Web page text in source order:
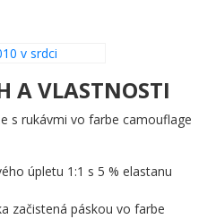
úžasný?
do hlbokej červenej s
ktoré dodávajú pocit hĺbky a
detail a robí z celého obrazca
Je to geniálne jednoduché a
jedinom pohľade.
A VLASTNOSTI
s rukávmi vo farbe camouflage
úpletu 1:1 s 5 % elastanu
začistená páskou vo farbe